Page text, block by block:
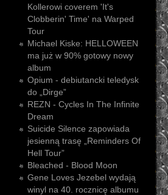
Kollerowi coverem 'It's
Clobberin' Time' na Warped
Tour
Michael Kiske: HELLOWEEN
ma już w 90% gotowy nowy
album
Opium - debiutancki teledysk
do „Dirge”
REZN - Cycles In The Infinite
Dream
Suicide Silence zapowiada
jesienną trasę „Reminders Of
Hell Tour”
Bleached - Blood Moon
Gene Loves Jezebel wydają
winyl na 40. rocznicę albumu